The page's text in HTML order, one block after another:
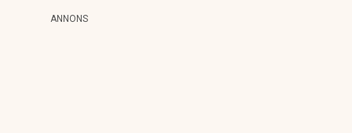
ANNONS